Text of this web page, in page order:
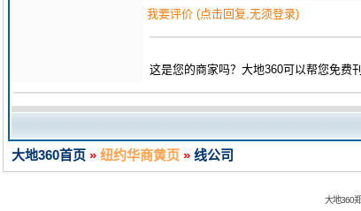
我要评价 (点击回复,无须登录)
这是您的商家吗？大地360可以帮您免费
大地360首页 » 纽约华商黄页 » 线公司
大地360